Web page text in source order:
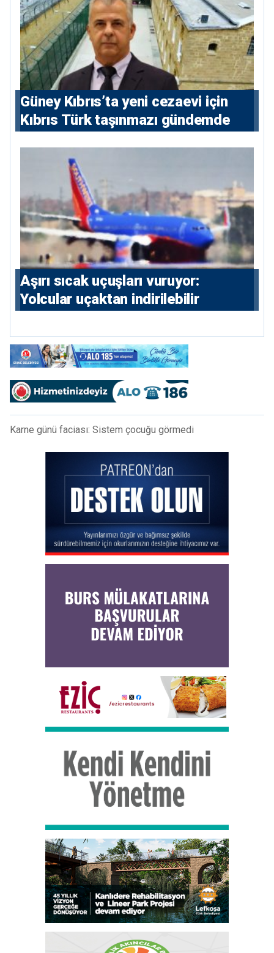
Güney Kıbrıs’ta yeni cezaevi için
Kıbrıs Türk taşınmazı gündemde
Aşırı sıcak uçuşları vuruyor:
Yolcular uçaktan indirilebilir
Karne günü faciası: Sistem çocuğu görmedi